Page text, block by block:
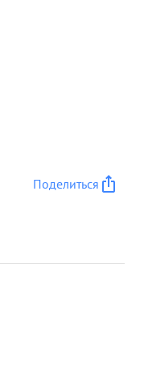
Поделиться